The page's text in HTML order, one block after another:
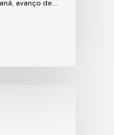
avanço de…